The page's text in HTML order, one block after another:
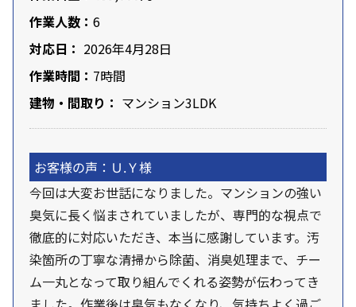
作業人数： 6
対応日： 2026年4月28日
作業時間： 7時間
建物・間取り： マンション3LDK
お客様の声：Ｕ.Ｙ様
今回は大変お世話になりました。マンションの強い
臭気に長く悩まされていましたが、専門的な視点で
徹底的に対応いただき、本当に感謝しています。汚
染箇所の丁寧な清掃から除菌、消臭処理まで、チー
ム一丸となって取り組んでくれる姿勢が伝わってき